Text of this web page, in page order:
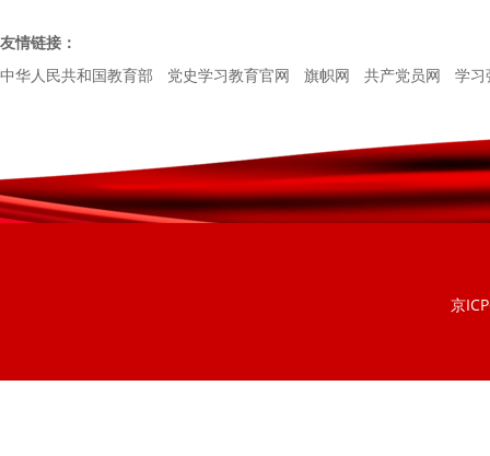
友情链接：
中华人民共和国教育部
党史学习教育官网 旗帜网 共产党员网 学习
京